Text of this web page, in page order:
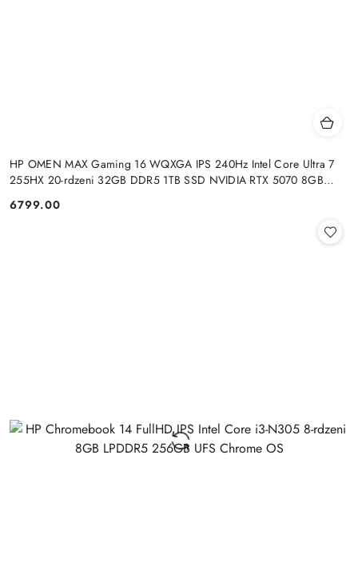
HP OMEN MAX Gaming 16 WQXGA IPS 240Hz Intel Core Ultra 7
255HX 20-rdzeni 32GB DDR5 1TB SSD NVIDIA RTX 5070 8GB
Cena:
6799.00